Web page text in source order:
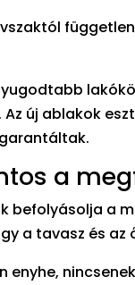
új ablakok
a
befolyásolja a
a tavasz és az